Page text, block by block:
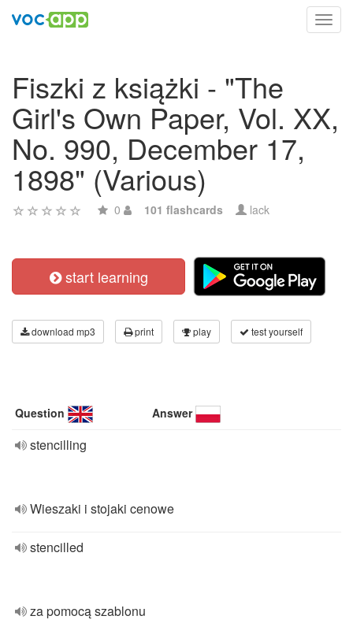
Fiszki z książki - "The
Girl's Own Paper, Vol. XX,
No. 990, December 17,
1898" (Various)
0 101 flashcards lack
start learning
download mp3 print play test yourself
Question Answer
stencilling
Wieszaki i stojaki cenowe
stencilled
za pomocą szablonu